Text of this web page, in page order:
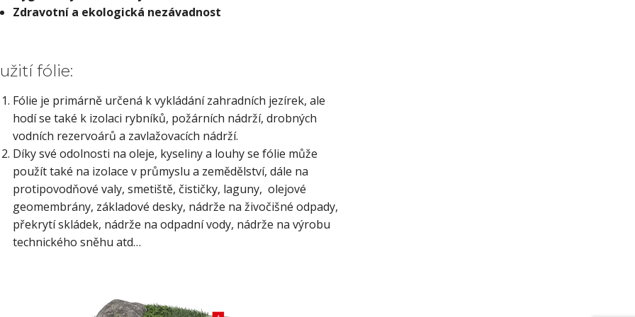
Zdravotní a ekologická nezávadnost
fólie:
Fólie je primárně určená k vykládání zahradních jezírek, ale
hodí se také k izolaci rybníků, požárních nádrží, drobných
vodních rezervoárů a zavlažovacích nádrží.
Díky své odolnosti na oleje, kyseliny a louhy se fólie může
použít také na izolace v průmyslu a zemědělství, dále na
protipovodňové valy, smetiště, čističky, laguny, olejové
geomembrány, základové desky, nádrže na živočišné odpady,
překrytí skládek, nádrže na odpadní vody, nádrže na výrobu
technického sněhu atd…